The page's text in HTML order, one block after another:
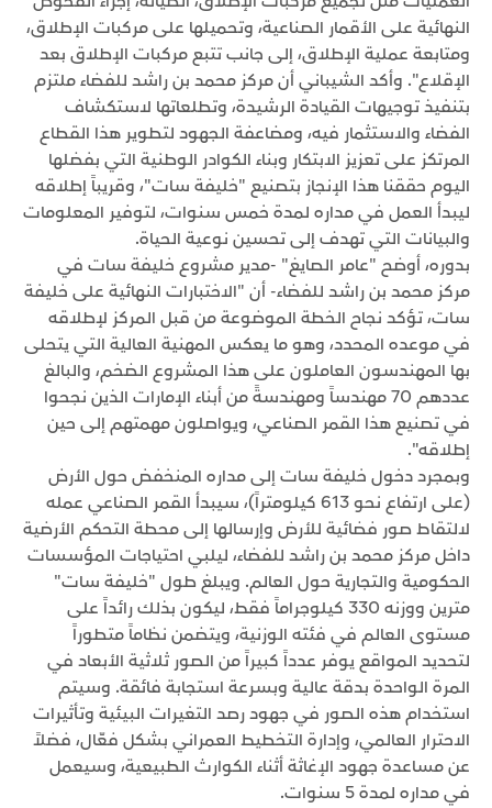
النهائية على الأقمار الصناعية، وتحميلها على مركبات الإطلاق،
ومتابعة عملية الإطلاق، إلى جانب تتبع مركبات الإطلاق بعد
الإقلاع". وأكد الشيباني أن مركز محمد بن راشد للفضاء ملتزم
بتنفيذ توجيهات القيادة الرشيدة، وتطلعاتها لاستكشاف
الفضاء والاستثمار فيه، ومضاعفة الجهود لتطوير هذا القطاع
المرتكز على تعزيز الابتكار وبناء الكوادر الوطنية التي بفضلها
اليوم حققنا هذا الإنجاز بتصنيع "خليفة سات"، وقريباً إطلاقه
ليبدأ العمل في مداره لمدة خمس سنوات، لتوفير المعلومات
والبيانات التي تهدف إلى تحسين نوعية الحياة.
بدوره، أوضح "عامر الصايغ" -مدير مشروع خليفة سات في
مركز محمد بن راشد للفضاء- أن "الاختبارات النهائية على خليفة
سات، تؤكد نجاح الخطة الموضوعة من قبل المركز لإطلاقه
في موعده المحدد، وهو ما يعكس المهنية العالية التي يتحلى
بها المهندسون العاملون على هذا المشروع الضخم، والبالغ
عددهم 70 مهندساً ومهندسةً من أبناء الإمارات الذين نجحوا
في تصنيع هذا القمر الصناعي، ويواصلون مهمتهم إلى حين
إطلاقه".
وبمجرد دخول خليفة سات إلى مداره المنخفض حول الأرض
(على ارتفاع نحو 613 كيلومتراً)، سيبدأ القمر الصناعي عمله
لالتقاط صور فضائية للأرض وإرسالها إلى محطة التحكم الأرضية
داخل مركز محمد بن راشد للفضاء، ليلبي احتياجات المؤسسات
الحكومية والتجارية حول العالم. ويبلغ طول "خليفة سات"
مترين ووزنه 330 كيلوجراماً فقط، ليكون بذلك رائداً على
مستوى العالم في فئته الوزنية، ويتضمن نظاماً متطوراً
لتحديد المواقع يوفر عدداً كبيراً من الصور ثلاثية الأبعاد في
المرة الواحدة بدقة عالية وبسرعة استجابة فائقة. وسيتم
استخدام هذه الصور في جهود رصد التغيرات البيئية وتأثيرات
الاحترار العالمي، وإدارة التخطيط العمراني بشكل فعّال، فضلاً
عن مساعدة جهود الإغاثة أثناء الكوارث الطبيعية، وسيعمل
في مداره لمدة 5 سنوات.